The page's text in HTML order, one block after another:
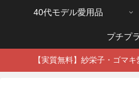
40代モデル愛用品
プチプ
【実質無料】紗栄子・ゴマ